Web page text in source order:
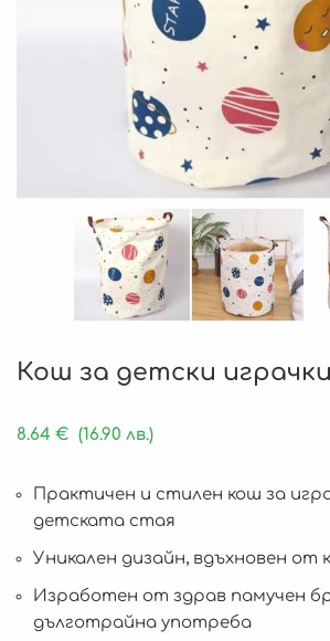
Кош за детски
8.64 € (16.90 лв.)
Практичен и стилен кош за
детската стая
Уникален дизайн, вдъхновен от
Изработен от здрав памучен
дълготрайна употреба